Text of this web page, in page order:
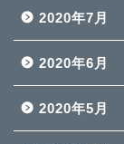
2020年7月
2020年6月
2020年5月